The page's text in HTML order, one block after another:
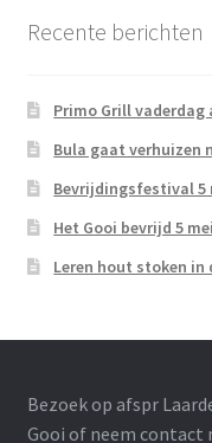
Recente berichten
Primo Grill vaderdag
Bula gaat verhuizen
Bevrijdingsfestival 5
Het Gooi bevrijd 5
Leren hout stoken in
Bezoek op afspr
Gooi of neem contact